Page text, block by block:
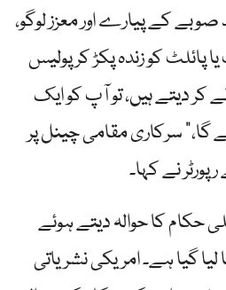
صوبے کے پیارے اور معزز لوگو،
پائلٹ کو زندہ پکڑ کر پولیس
کر دیتے ہیں، تو آپ کو ایک
گا،” سرکاری مقامی چینل پر
نے کہا۔
حکام کا حوالہ دیتے ہوئے
گیا ہے۔ امریکی نشریاتی